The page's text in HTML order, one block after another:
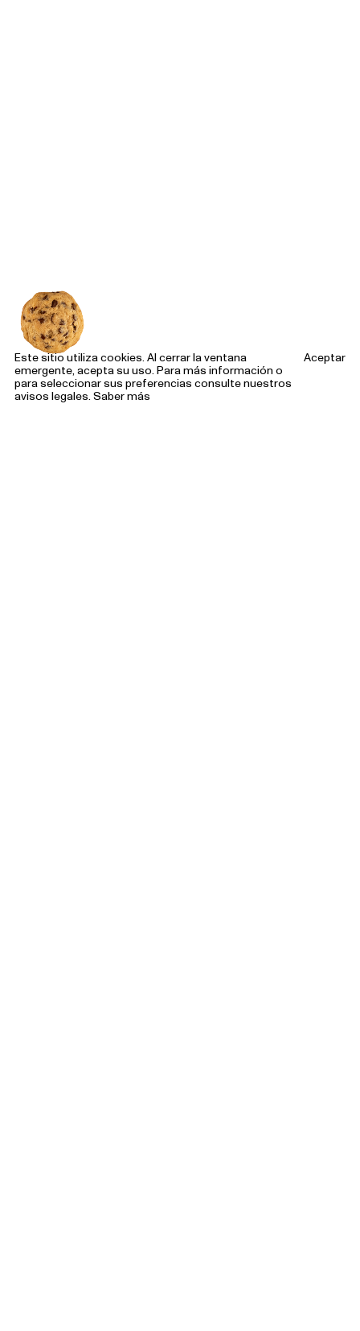
Este sitio utiliza cookies. Al cerrar la ventana
emergente, acepta su uso. Para más información o
para seleccionar sus preferencias consulte nuestros
avisos legales. Saber más
Aceptar